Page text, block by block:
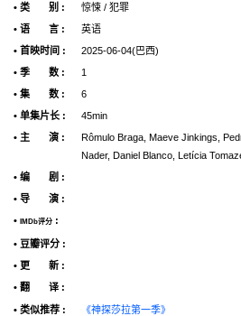
• 类 别 :
惊悚 / 犯罪
• 语 言 :
英语
• 首映时间 :
2025-06-04(巴西)
• 季 数 :
1
• 集 数 :
6
• 单集片长 :
45min
• 主 演 :
Rômulo Braga, Maeve Jinkings,
Nader, Daniel Blanco, Letícia
• 编 剧 :
• 导 演 :
• IMDb评分 :
• 豆瓣评分 :
• 更 新 :
• 翻 译 :
• 类似推荐 : 《神探莎拉第一季》